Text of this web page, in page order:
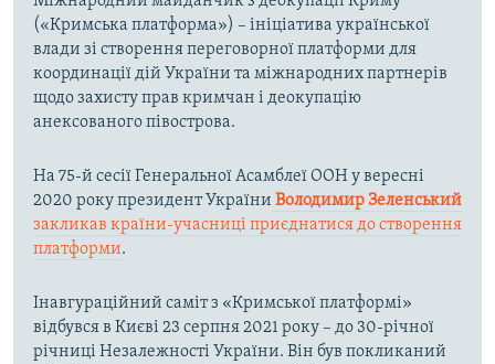
(«Кримська платформа») – ініціатива української
влади зі створення переговорної платформи для
координації дій України та міжнародних партнерів
щодо захисту прав кримчан і деокупацію
анексованого півострова.
На 75-й сесії Генеральної Асамблеї ООН у вересні
2020 року президент України Володимир Зеленський
закликав країни-учасниці приєднатися до створення
платформи.
Інавгураційний саміт з «Кримської платформі»
відбувся в Києві 23 серпня 2021 року – до 30-річної
річниці Незалежності України. Він був покликаний